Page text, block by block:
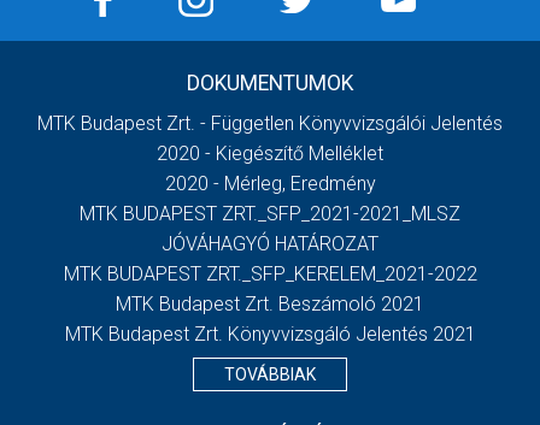
DOKUMENTUMOK
MTK Budapest Zrt. - Független Könyvvizsgálói Jelentés
2020 - Kiegészítő Melléklet
2020 - Mérleg, Eredmény
MTK BUDAPEST ZRT._SFP_2021-2021_MLSZ
JÓVÁHAGYÓ HATÁROZAT
MTK BUDAPEST ZRT._SFP_KERELEM_2021-2022
MTK Budapest Zrt. Beszámoló 2021
MTK Budapest Zrt. Könyvvizsgáló Jelentés 2021
TOVÁBBIAK